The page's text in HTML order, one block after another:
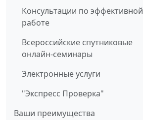
Консультации по эффективной
работе
Всероссийские спутниковые
онлайн-семинары
Электронные услуги
"Экспресс Проверка"
Ваши преимущества